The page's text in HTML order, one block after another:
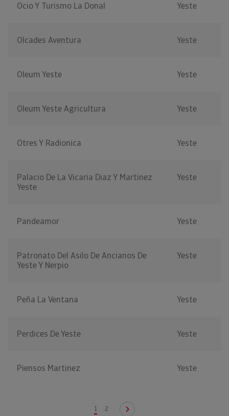
Ocio Y Turismo La Donal Yeste
Olcades Aventura Yeste
Oleum Yeste Yeste
Oleum Yeste Agricultura Yeste
Otres Y Radionica Yeste
Palacio De La Vicaria Diaz Y Martinez
Yeste
Yeste
Pandeamor Yeste
Patronato Del Asilo De Ancianos De
Yeste Y Nerpio
Yeste
Peña La Ventana Yeste
Perdices De Yeste Yeste
Piensos Martinez Yeste
1 2